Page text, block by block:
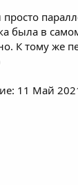
была в
К тому же
11 Май